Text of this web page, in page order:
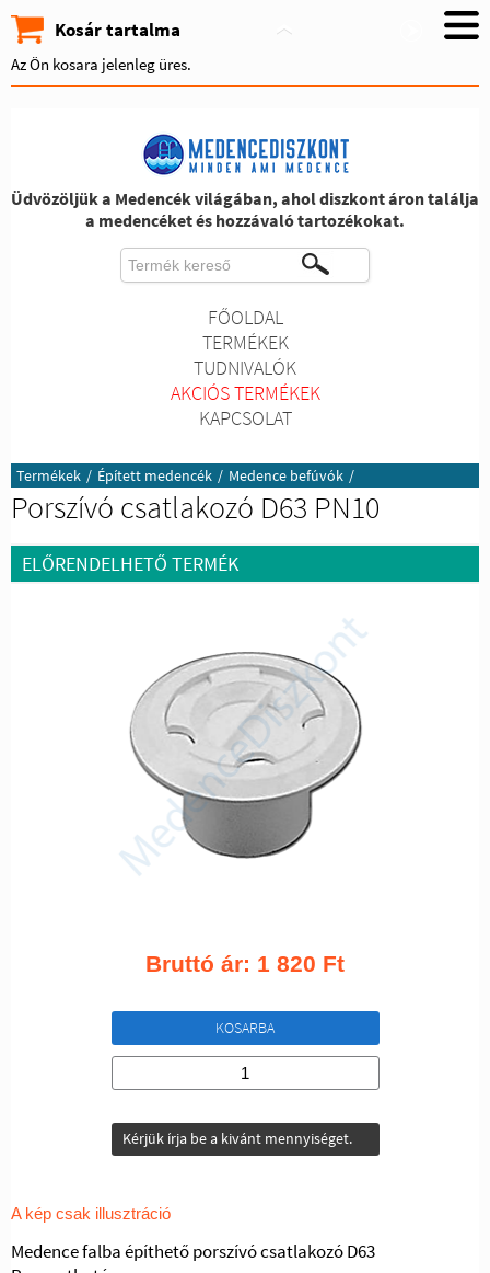
Kosár tartalma
Az Ön kosara jelenleg üres.
Üdvözöljük a Medencék világában, ahol diszkont áron találja
a medencéket és hozzávaló tartozékokat.
FŐOLDAL
TERMÉKEK
TUDNIVALÓK
AKCIÓS TERMÉKEK
KAPCSOLAT
Termékek / Épített medencék / Medence befúvók /
Porszívó csatlakozó D63 PN10
ELŐRENDELHETŐ TERMÉK
Bruttó ár: 1 820 Ft
KOSARBA
Kérjük írja be a kivánt mennyiséget.
A kép csak illusztráció
Medence falba építhető porszívó csatlakozó D63